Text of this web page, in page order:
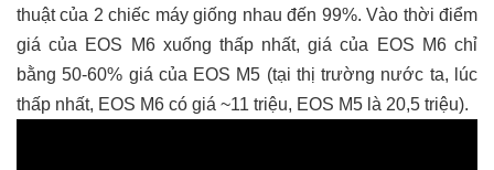
thuật của 2 chiếc máy giống nhau đến 99%. Vào thời điểm
giá của EOS M6 xuống thấp nhất, giá của EOS M6 chỉ
bằng 50-60% giá của EOS M5 (tại thị trường nước ta, lúc
thấp nhất, EOS M6 có giá ~11 triệu, EOS M5 là 20,5 triệu).